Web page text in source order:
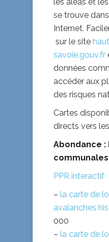
se trouve
Internet.
sur le site
savoie.gouv.fr
données
accéder aux
des risques
Cartes
directs vers
Abondance :
communales
PPR interactif
– la carte de
avalanches
000
– la carte de